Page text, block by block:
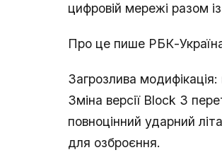
цифровій мережі разом
Про це пише РБК-
Загрозлива модифікація:
Зміна версії Block 3
повноцінний ударний
для озброєння.